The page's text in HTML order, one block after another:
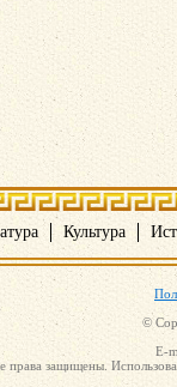
Культура
©
E-
права защищены.